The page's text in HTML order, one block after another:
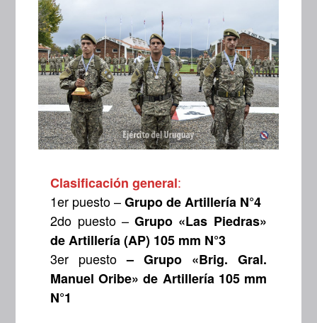
Clasificación general:
1er puesto –Grupo de Artillería N°4
2do puesto –Grupo «Las Piedras»
de Artillería (AP) 105 mm N°3
3er puesto – Grupo «Brig. Gral.
Manuel Oribe» de Artillería 105 mm
N°1